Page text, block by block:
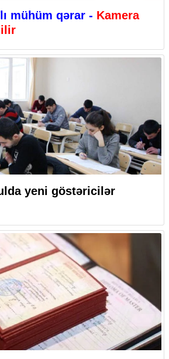
mühüm qərar - Kamera
yeni göstəricilər